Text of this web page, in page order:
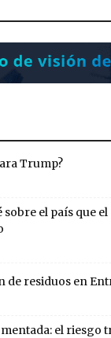
Trump?
sobre el país que
de residuos en
el riesgo